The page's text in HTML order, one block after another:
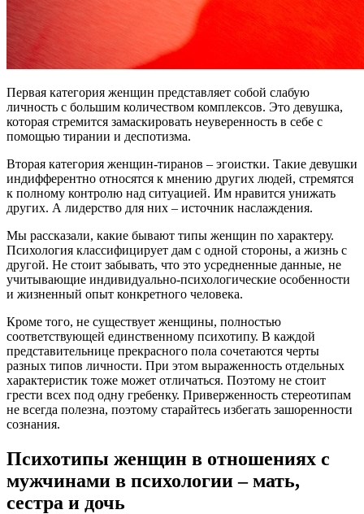
Первая категория женщин представляет собой слабую
личность с большим количеством комплексов. Это девушка,
которая стремится замаскировать неуверенность в себе с
помощью тирании и деспотизма.
Вторая категория женщин-тиранов – эгоистки. Такие девушки
индифферентно относятся к мнению других людей, стремятся
к полному контролю над ситуацией. Им нравится унижать
других. А лидерство для них – источник наслаждения.
Мы рассказали, какие бывают типы женщин по характеру.
Психология классифицирует дам с одной стороны, а жизнь с
другой. Не стоит забывать, что это усредненные данные, не
учитывающие индивидуально-психологические особенности
и жизненный опыт конкретного человека.
Кроме того, не существует женщины, полностью
соответствующей единственному психотипу. В каждой
представительнице прекрасного пола сочетаются черты
разных типов личности. При этом выраженность отдельных
характеристик тоже может отличаться. Поэтому не стоит
грести всех под одну гребенку. Приверженность стереотипам
не всегда полезна, поэтому старайтесь избегать зашоренности
сознания.
Психотипы женщин в отношениях с
мужчинами в психологии – мать,
сестра и дочь